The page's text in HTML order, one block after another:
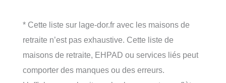
* Cette liste sur lage-dor.fr avec les maisons de
retraite n’est pas exhaustive. Cette liste de
maisons de retraite, EHPAD ou services liés peut
comporter des manques ou des erreurs.